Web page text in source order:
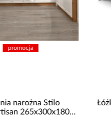
promocja
Dream
beżowe